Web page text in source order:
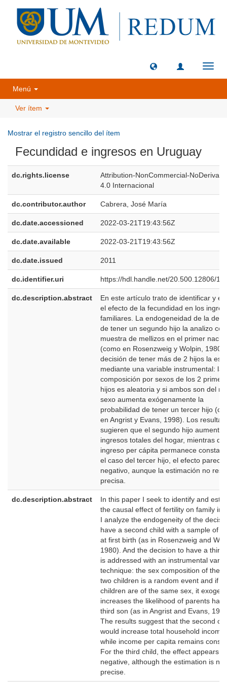
Menú
Ver ítem
Mostrar el registro sencillo del ítem
Fecundidad e ingresos en Uruguay
dc.rights.license
Attribution-NonCommercial-
4.0 Internacional
dc.contributor.author Cabrera, José María
dc.date.accessioned 2022-03-21T19:43:56Z
dc.date.available 2022-03-21T19:43:56Z
dc.date.issued 2011
dc.identifier.uri https://hdl.handle.net/20.500.12806/
dc.description.abstract
En este artículo trato de identificar y
el efecto de la fecundidad en los
familiares. La endogeneidad de la
de tener un segundo hijo la analizo
muestra de mellizos en el primer
(como en Rosenzweig y Wolpin,
decisión de tener más de 2 hijos la
mediante una variable instrumental: la
composición por sexos de los 2
hijos es aleatoria y si ambos son del
sexo aumenta exógenamente la
probabilidad de tener un tercer hijo
en Angrist y Evans, 1998). Los
sugieren que el segundo hijo
ingresos totales del hogar, mientras
ingreso per cápita permanece
el caso del tercer hijo, el efecto parece
negativo, aunque la estimación no
precisa.
dc.description.abstract
In this paper I seek to identify and
the causal effect of fertility on family
I analyze the endogeneity of the
have a second child with a sample of
at first birth (as in Rosenzweig and
1980). And the decision to have a third
is addressed with an instrumental
technique: the sex composition of the
two children is a random event and if
children are of the same sex, it
increases the likelihood of parents
third son (as in Angrist and Evans,
The results suggest that the second
would increase total household income,
while income per capita remains
For the third child, the effect appears
negative, although the estimation is not
precise.